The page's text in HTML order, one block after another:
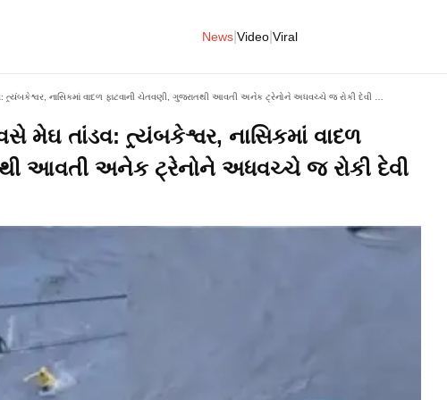
News Video Viral
મેઘ તાંડવ: ત્ર્યંબકેશ્વર, નાસિકમાં વાદળ
આવતી અનેક ટ્રેનોને અધવચ્ચે જ રોકી દેવી